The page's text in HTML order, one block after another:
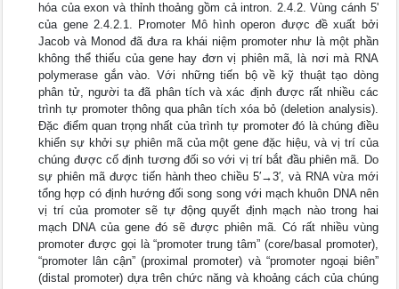
hóa của exon và thỉnh thoảng gồm cả intron. 2.4.2. Vùng cánh 5'
của gene 2.4.2.1. Promoter Mô hình operon được đề xuất bởi
Jacob và Monod đã đưa ra khái niệm promoter như là một phần
không thể thiếu của gene hay đơn vị phiên mã, là nơi mà RNA
polymerase gắn vào. Với những tiến bộ về kỹ thuật tạo dòng
phân tử, người ta đã phân tích và xác định được rất nhiều các
trình tự promoter thông qua phân tích xóa bỏ (deletion analysis).
Đặc điểm quan trọng nhất của trình tự promoter đó là chúng điều
khiển sự khởi sự phiên mã của một gene đặc hiệu, và vị trí của
chúng được cố định tương đối so với vị trí bắt đầu phiên mã. Do
sự phiên mã được tiến hành theo chiều 5′→3′, và RNA vừa mới
tổng hợp có định hướng đối song song với mạch khuôn DNA nên
vị trí của promoter sẽ tự động quyết định mạch nào trong hai
mạch DNA của gene đó sẽ được phiên mã. Có rất nhiều vùng
promoter được gọi là “promoter trung tâm” (core/basal promoter),
“promoter lân cận” (proximal promoter) và “promoter ngoại biên”
(distal promoter) dựa trên chức năng và khoảng cách của chúng